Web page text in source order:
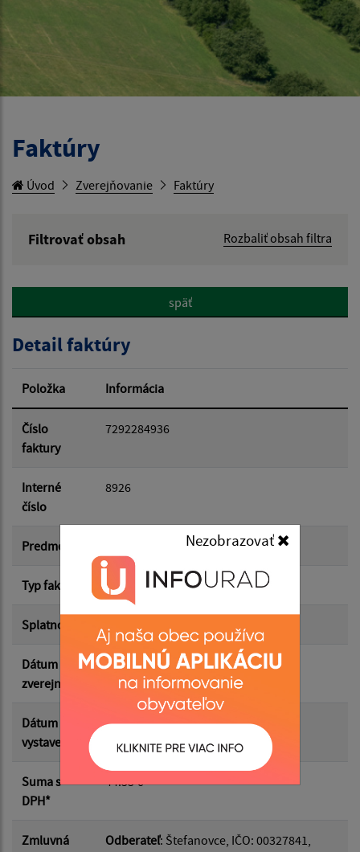
Nezobrazovať
Faktúry
Úvod Zverejňovanie Faktúry
Filtrovať obsah
Rozbaliť obsah filtra
Hľadať v:
Dátum od:
Dátum do:
Suma od:
Suma do:
Filtrovať Reset
späť
Detail faktúry
Položka Informácia
Číslo
faktury
7292284936
Interné
číslo
8926
Predmet
Typ faktúry odberateľská
Splatnosť
Dátum
zverejnenia
06.07.2026
Dátum
vystavenia
03.07.2026
Suma s
DPH*
44.53 €
Zmluvná
Odberateľ: Štefanovce, IČO: 00327841,